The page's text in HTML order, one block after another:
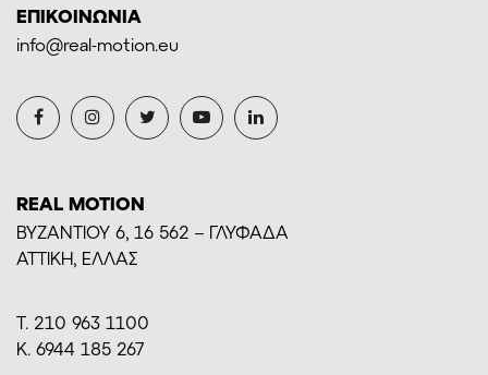
ΕΠΙΚΟΙΝΩΝΙΑ
info@real-motion.eu
REAL MOTION
BYZANTIOY 6, 16 562 – ΓΛΥΦΑΔΑ
ΑΤΤΙΚΗ, ΕΛΛΑΣ
Τ. 210 963 1100
Κ. 6944 185 267